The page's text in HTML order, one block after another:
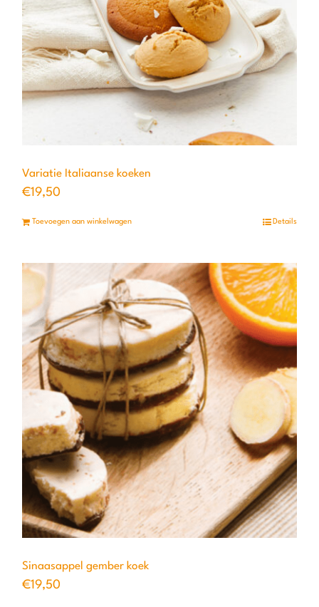
Variatie Italiaanse koeken
€19,50
Toevoegen aan winkelwagen Details
Sinaasappel gember koek
€19,50